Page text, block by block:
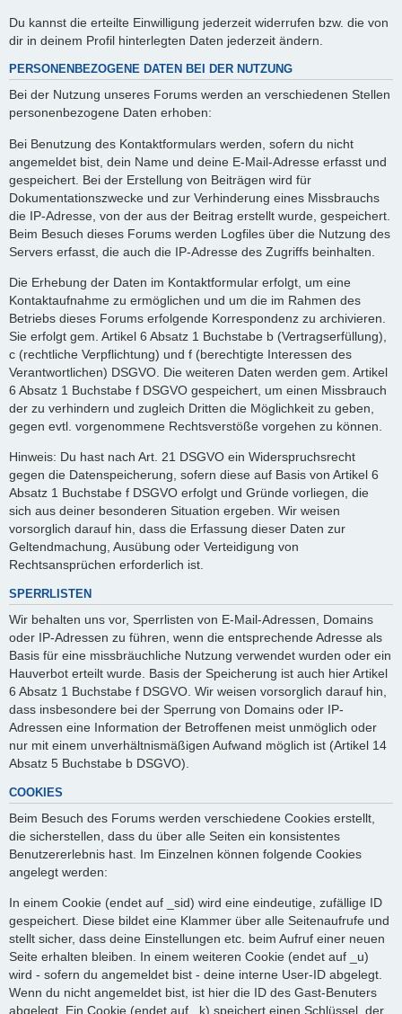
Du kannst die erteilte Einwilligung jederzeit widerrufen bzw. die von
dir in deinem Profil hinterlegten Daten jederzeit ändern.
PERSONENBEZOGENE DATEN BEI DER NUTZUNG
Bei der Nutzung unseres Forums werden an verschiedenen Stellen
personenbezogene Daten erhoben:
Bei Benutzung des Kontaktformulars werden, sofern du nicht
angemeldet bist, dein Name und deine E-Mail-Adresse erfasst und
gespeichert. Bei der Erstellung von Beiträgen wird für
Dokumentationszwecke und zur Verhinderung eines Missbrauchs
die IP-Adresse, von der aus der Beitrag erstellt wurde, gespeichert.
Beim Besuch dieses Forums werden Logfiles über die Nutzung des
Servers erfasst, die auch die IP-Adresse des Zugriffs beinhalten.
Die Erhebung der Daten im Kontaktformular erfolgt, um eine
Kontaktaufnahme zu ermöglichen und um die im Rahmen des
Betriebs dieses Forums erfolgende Korrespondenz zu archivieren.
Sie erfolgt gem. Artikel 6 Absatz 1 Buchstabe b (Vertragserfüllung),
c (rechtliche Verpflichtung) und f (berechtigte Interessen des
Verantwortlichen) DSGVO. Die weiteren Daten werden gem. Artikel
6 Absatz 1 Buchstabe f DSGVO gespeichert, um einen Missbrauch
der zu verhindern und zugleich Dritten die Möglichkeit zu geben,
gegen evtl. vorgenommene Rechtsverstöße vorgehen zu können.
Hinweis: Du hast nach Art. 21 DSGVO ein Widerspruchsrecht
gegen die Datenspeicherung, sofern diese auf Basis von Artikel 6
Absatz 1 Buchstabe f DSGVO erfolgt und Gründe vorliegen, die
sich aus deiner besonderen Situation ergeben. Wir weisen
vorsorglich darauf hin, dass die Erfassung dieser Daten zur
Geltendmachung, Ausübung oder Verteidigung von
Rechtsansprüchen erforderlich ist.
SPERRLISTEN
Wir behalten uns vor, Sperrlisten von E-Mail-Adressen, Domains
oder IP-Adressen zu führen, wenn die entsprechende Adresse als
Basis für eine missbräuchliche Nutzung verwendet wurden oder ein
Hauverbot erteilt wurde. Basis der Speicherung ist auch hier Artikel
6 Absatz 1 Buchstabe f DSGVO. Wir weisen vorsorglich darauf hin,
dass insbesondere bei der Sperrung von Domains oder IP-
Adressen eine Information der Betroffenen meist unmöglich oder
nur mit einem unverhältnismäßigen Aufwand möglich ist (Artikel 14
Absatz 5 Buchstabe b DSGVO).
COOKIES
Beim Besuch des Forums werden verschiedene Cookies erstellt,
die sicherstellen, dass du über alle Seiten ein konsistentes
Benutzererlebnis hast. Im Einzelnen können folgende Cookies
angelegt werden:
In einem Cookie (endet auf _sid) wird eine eindeutige, zufällige ID
gespeichert. Diese bildet eine Klammer über alle Seitenaufrufe und
stellt sicher, dass deine Einstellungen etc. beim Aufruf einer neuen
Seite erhalten bleiben. In einem weiteren Cookie (endet auf _u)
wird - sofern du angemeldet bist - deine interne User-ID abgelegt.
Wenn du nicht angemeldet bist, ist hier die ID des Gast-Benuters
abgelegt. Ein Cookie (endet auf _k) speichert einen Schlüssel, der